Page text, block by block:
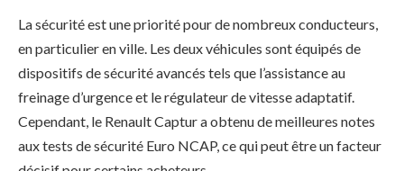
La sécurité est une priorité pour de nombreux conducteurs,
en particulier en ville. Les deux véhicules sont équipés de
dispositifs de sécurité avancés tels que l’assistance au
freinage d’urgence et le régulateur de vitesse adaptatif.
Cependant, le Renault Captur a obtenu de meilleures notes
aux tests de sécurité Euro NCAP, ce qui peut être un facteur